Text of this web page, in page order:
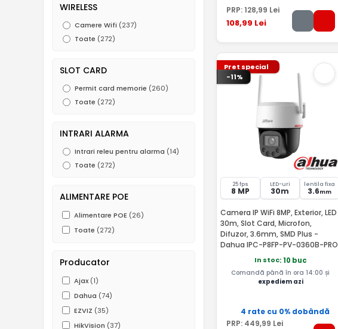
WIRELESS
Camere Wifi (237)
Toate (272)
SLOT CARD
Permit card memorie (260)
Toate (272)
INTRARI ALARMA
Intrari releu pentru alarma (14)
Toate (272)
ALIMENTARE POE
Alimentare POE (26)
Toate (272)
Producator
Ajax (1)
Dahua (74)
EZVIZ (35)
HikVision (37)
PRP: 128,99 Lei
108,99 Lei
Pret special
-11%
25 fps
8 MP
LED-uri
30m
lentila fixa
3.6mm
Camera IP WiFi 8MP, Exterior, LED
30m, Slot Card, Microfon,
Difuzor, 3.6mm, SMD Plus -
Dahua IPC-P8FP-PV-0360B-PRO
In stoc: 10 buc
Comandă până în ora 14:00 și
expediem azi
4 rate cu 0% dobândă
PRP: 449,99 Lei